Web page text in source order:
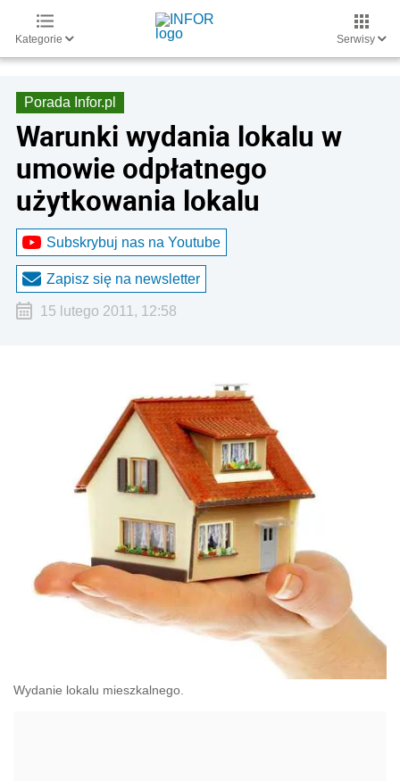
Kategorie Serwisy
Porada Infor.pl
Warunki wydania lokalu w
umowie odpłatnego
użytkowania lokalu
Subskrybuj nas na Youtube
Zapisz się na newsletter
15 lutego 2011, 12:58
Wydanie lokalu mieszkalnego.